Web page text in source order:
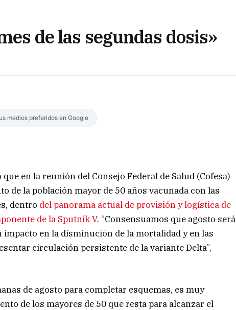
de las segundas dosis»
medios preferidos en Google
en la reunión del Consejo Federal de Salud (Cofesa)
de la población mayor de 50 años vacunada con las
dentro del panorama actual de provisión y logística de
de la Sputnik V. “Consensuamos que agosto será
en la disminución de la mortalidad y en las
circulación persistente de la variante Delta”,
de agosto para completar esquemas, es muy
de los mayores de 50 que resta para alcanzar el